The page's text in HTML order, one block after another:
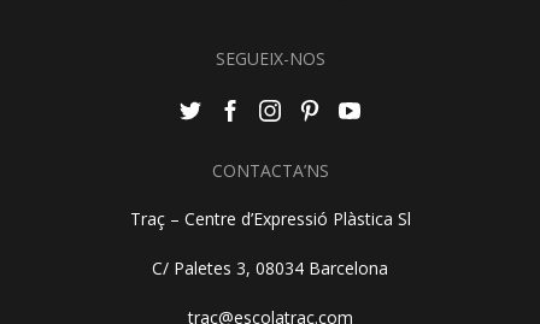
SEGUEIX-NOS
CONTACTA’NS
Traç – Centre d’Expressió Plàstica Sl
C/ Paletes 3, 08034 Barcelona
trac@escolatrac.com